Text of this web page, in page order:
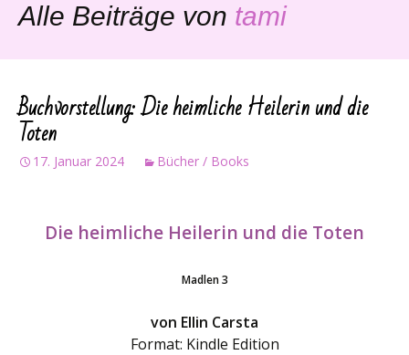
Alle Beiträge von tami
Buchvorstellung: Die heimliche Heilerin und die
Toten
17. Januar 2024 Bücher / Books
Die heimliche Heilerin und die Toten
Madlen 3
von Ellin Carsta
Format: Kindle Edition